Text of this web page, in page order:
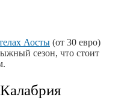
Аосты (от 30 евро)
сезон, что стоит